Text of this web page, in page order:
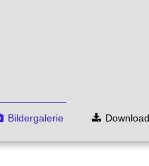
Bildergalerie Download